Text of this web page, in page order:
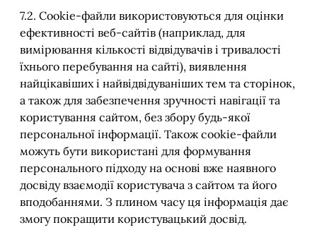
7.2. Cookie-файли використовуються для оцінки
ефективності веб-сайтів (наприклад, для
вимірювання кількості відвідувачів і тривалості
їхнього перебування на сайті), виявлення
найцікавіших і найвідвідуваніших тем та сторінок,
а також для забезпечення зручності навігації та
користування сайтом, без збору будь-якої
персональної інформації. Також cookie-файли
можуть бути використані для формування
персонального підходу на основі вже наявного
досвіду взаємодії користувача з сайтом та його
вподобаннями. З плином часу ця інформація дає
змогу покращити користувацький досвід.